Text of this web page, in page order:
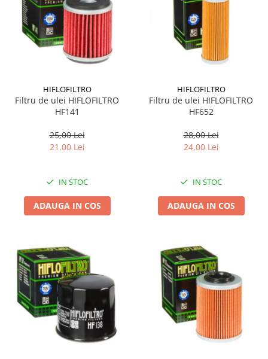
Lichid de frana
Vaselina si spray-uri tehnice moto
Filtre moto
Filtru combustibil
Filtru ulei moto
Filtru aer moto
Intretinere moto
Intretinere echipament moto
Covor moto
Accesorii moto
Antifurt
Huse moto
Suporti si kituri montaj topcase
Suporti si placi prindere
HIFLOFILTRO
Filtru de ulei HIFLOFILTRO
HF141
25,00 Lei
21,00 Lei
IN STOC
ADAUGA IN COS
HIFLOFILTRO
Filtru de ulei HIFLOFILTRO
HF652
28,00 Lei
24,00 Lei
IN STOC
ADAUGA IN COS